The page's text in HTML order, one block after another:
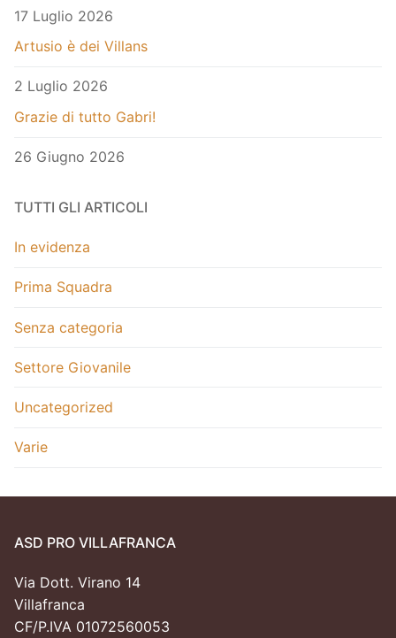
17 Luglio 2026
Artusio è dei Villans
2 Luglio 2026
Grazie di tutto Gabri!
26 Giugno 2026
TUTTI GLI ARTICOLI
In evidenza
Prima Squadra
Senza categoria
Settore Giovanile
Uncategorized
Varie
ASD PRO VILLAFRANCA
Via Dott. Virano 14
Villafranca
CF/P.IVA 01072560053